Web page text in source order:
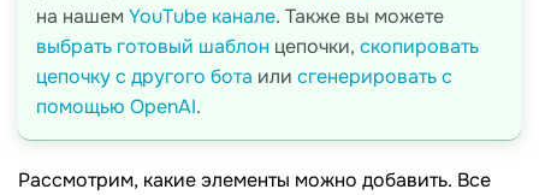
на нашем YouTube канале. Также вы можете
выбрать готовый шаблон цепочки, скопировать
цепочку с другого бота или сгенерировать с
помощью OpenAI.
Рассмотрим, какие элементы можно добавить. Все